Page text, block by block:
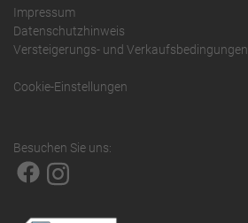
Impressum
Datenschutzhinweis
Versteigerungs- und Verkaufsbedingungen
Cookie-Einstellungen
Besuchen Sie uns: